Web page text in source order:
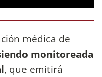
médica de
monitoreada
, que emitirá